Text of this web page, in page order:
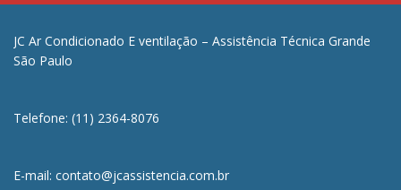
JC Ar Condicionado E ventilação – Assistência Técnica Grande
São Paulo
Telefone: (11) 2364-8076
E-mail: contato@jcassistencia.com.br